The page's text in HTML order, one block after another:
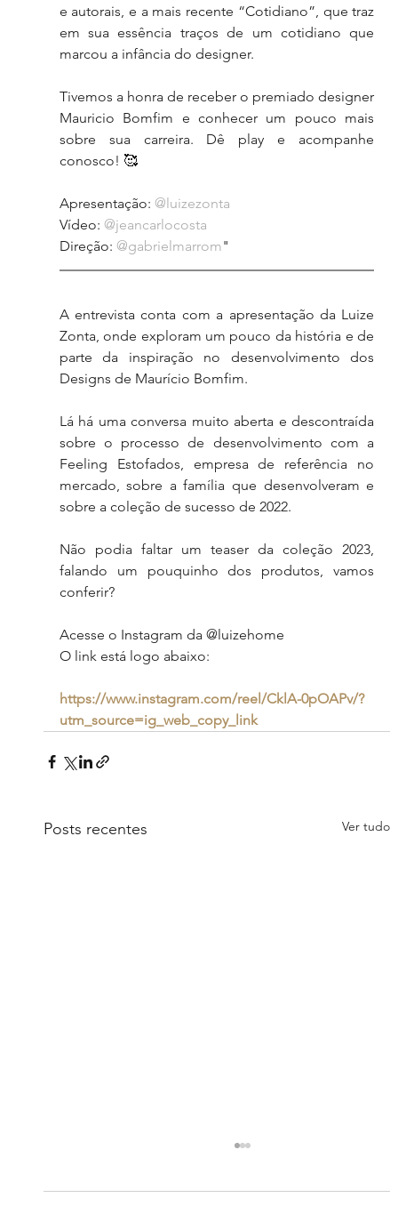
e autorais, e a mais recente “Cotidiano”, que traz
em sua essência traços de um cotidiano que
marcou a infância do designer.
Tivemos a honra de receber o premiado designer
Mauricio Bomfim e conhecer um pouco mais
sobre sua carreira. Dê play e acompanhe
conosco! 🥰
Apresentação: @luizezonta
Vídeo: @jeancarlocosta
Direção: @gabrielmarrom"
A entrevista conta com a apresentação da Luize
Zonta, onde exploram um pouco da história e de
parte da inspiração no desenvolvimento dos
Designs de Maurício Bomfim.
Lá há uma conversa muito aberta e descontraída
sobre o processo de desenvolvimento com a
Feeling Estofados, empresa de referência no
mercado, sobre a família que desenvolveram e
sobre a coleção de sucesso de 2022.
Não podia faltar um teaser da coleção 2023,
falando um pouquinho dos produtos, vamos
conferir?
Acesse o Instagram da @luizehome
O link está logo abaixo:
https://www.instagram.com/reel/CklA-0pOAPv/?
utm_source=ig_web_copy_link
Posts recentes Ver tudo